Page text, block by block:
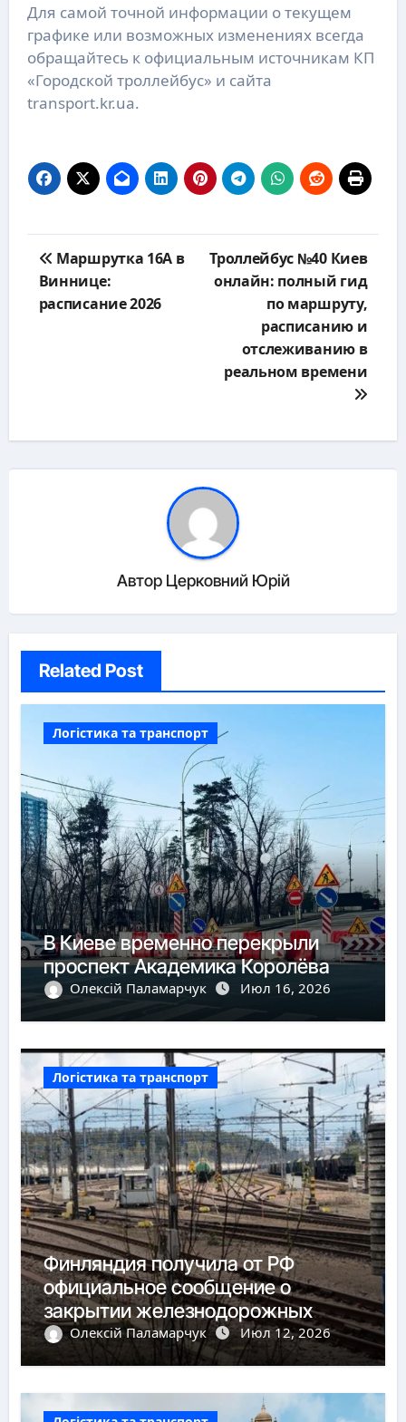
Для самой точной информации о текущем
графике или возможных изменениях всегда
обращайтесь к официальным источникам КП
«Городской троллейбус» и сайта
transport.kr.ua.
по
записям
Маршрутка 16А в
Виннице:
расписание 2026
Троллейбус №40 Киев
онлайн: полный гид
по маршруту,
расписанию и
отслеживанию в
реальном времени
Автор Церковний Юрій
Related Post
Логістика та транспорт
В Киеве временно перекрыли
проспект Академика Королёва
Олексій Паламарчук Июл 16, 2026
Логістика та транспорт
Финляндия получила от РФ
официальное сообщение о
закрытии железнодорожных
пунктов пропуска
Олексій Паламарчук Июл 12, 2026